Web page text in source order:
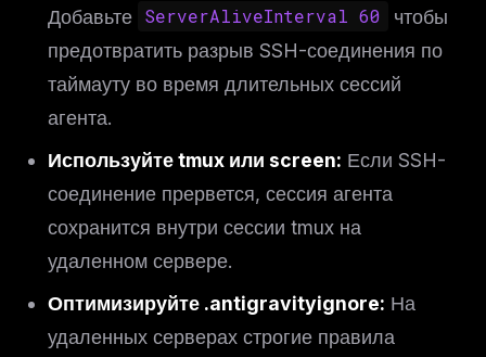
Добавьте ServerAliveInterval 60
чтобы
предотвратить разрыв SSH-соединения по
таймауту во время длительных сессий
агента.
Используйте tmux или screen: Если SSH-
соединение прервется, сессия агента
сохранится внутри сессии tmux на
удаленном сервере.
Оптимизируйте .antigravityignore: На
удаленных серверах строгие правила